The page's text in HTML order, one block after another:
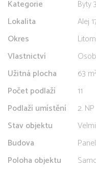
Kategorie
Byty
Lokalita
Alej
Okres
Vlastnictví
Užitná plocha
63
Počet podlaží
11
Podlaží umístění
2. NP
Stav objektu
Budova
Poloha objektu